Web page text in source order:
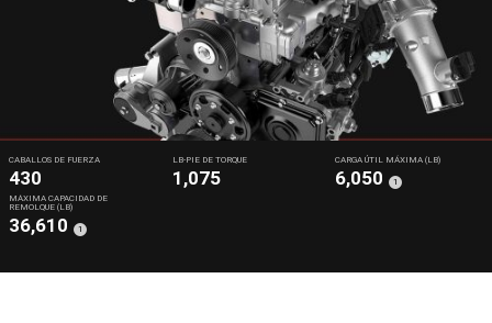
CABALLOS DE FUERZA
430
LB-PIE DE TORQUE
1,075
CARGA ÚTIL MÁXIMA (LB)
6,050
(
Disclosure
1 )
MÁXIMA CAPACIDAD DE
REMOLQUE (LB)
36,610
(
Disclosure
1 )